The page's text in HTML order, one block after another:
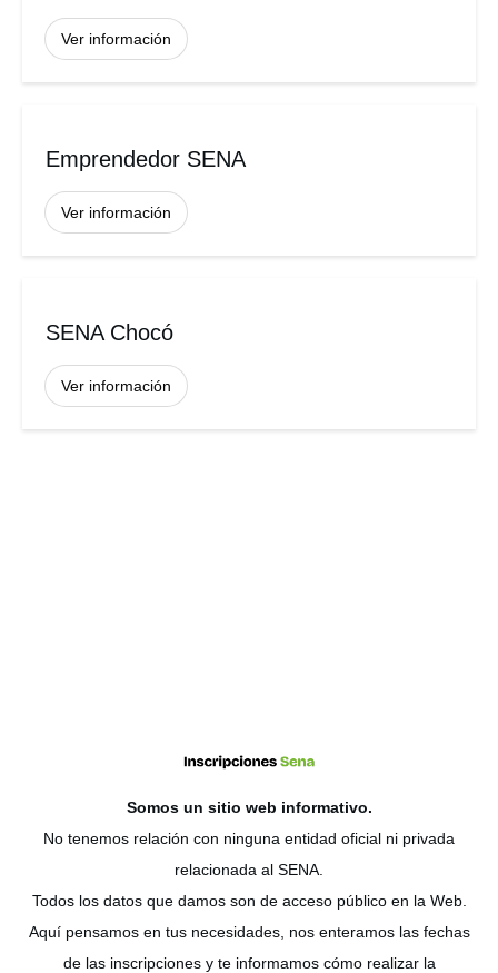
Ver información
Emprendedor SENA
Ver información
SENA Chocó
Ver información
Somos un sitio web informativo.
No tenemos relación con ninguna entidad oficial ni privada
relacionada al SENA.
Todos los datos que damos son de acceso público en la Web.
Aquí pensamos en tus necesidades, nos enteramos las fechas
de las inscripciones y te informamos cómo realizar la